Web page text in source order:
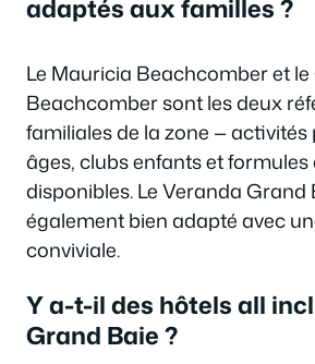
adaptés aux familles ?
Le Mauricia Beachcomber et
Beachcomber sont les deux
familiales de la zone — activités
âges, clubs enfants et formules
disponibles. Le Veranda Grand
également bien adapté avec
conviviale.
Y a-t-il des hôtels all
Grand Baie ?